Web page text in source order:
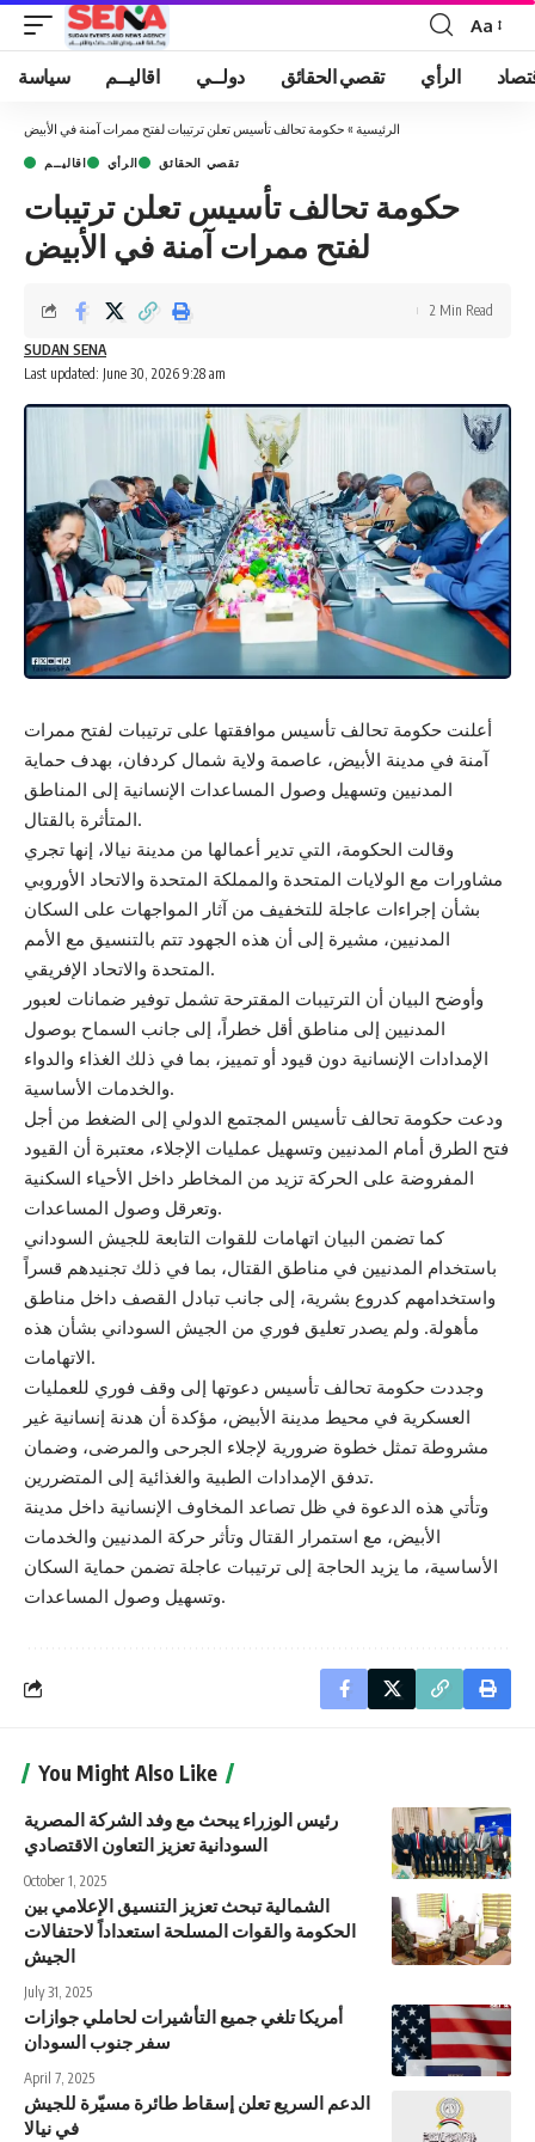
Font
Resizer
Aa
سياسة اقاليــم دولــي تقصي الحقائق الرأي
الرئيسية » حكومة تحالف تأسيس تعلن ترتيبات لفتح ممرات آمنة في الأبيض
اقاليــم الرأي تقصي الحقائق
حكومة تحالف تأسيس تعلن ترتيبات
لفتح ممرات آمنة في الأبيض
Last updated: June 30, 2026 9:28 am
SUDAN SENA
2 Min Read
أعلنت حكومة تحالف تأسيس موافقتها على ترتيبات لفتح ممرات
آمنة في مدينة الأبيض، عاصمة ولاية شمال كردفان، بهدف حماية
المدنيين وتسهيل وصول المساعدات الإنسانية إلى المناطق
المتأثرة بالقتال.
وقالت الحكومة، التي تدير أعمالها من مدينة نيالا، إنها تجري
مشاورات مع الولايات المتحدة والمملكة المتحدة والاتحاد الأوروبي
بشأن إجراءات عاجلة للتخفيف من آثار المواجهات على السكان
المدنيين، مشيرة إلى أن هذه الجهود تتم بالتنسيق مع الأمم
المتحدة والاتحاد الإفريقي.
وأوضح البيان أن الترتيبات المقترحة تشمل توفير ضمانات لعبور
المدنيين إلى مناطق أقل خطراً، إلى جانب السماح بوصول
الإمدادات الإنسانية دون قيود أو تمييز، بما في ذلك الغذاء والدواء
والخدمات الأساسية.
ودعت حكومة تحالف تأسيس المجتمع الدولي إلى الضغط من أجل
فتح الطرق أمام المدنيين وتسهيل عمليات الإجلاء، معتبرة أن القيود
المفروضة على الحركة تزيد من المخاطر داخل الأحياء السكنية
وتعرقل وصول المساعدات.
كما تضمن البيان اتهامات للقوات التابعة للجيش السوداني
باستخدام المدنيين في مناطق القتال، بما في ذلك تجنيدهم قسراً
واستخدامهم كدروع بشرية، إلى جانب تبادل القصف داخل مناطق
مأهولة. ولم يصدر تعليق فوري من الجيش السوداني بشأن هذه
الاتهامات.
وجددت حكومة تحالف تأسيس دعوتها إلى وقف فوري للعمليات
العسكرية في محيط مدينة الأبيض، مؤكدة أن هدنة إنسانية غير
مشروطة تمثل خطوة ضرورية لإجلاء الجرحى والمرضى، وضمان
تدفق الإمدادات الطبية والغذائية إلى المتضررين.
وتأتي هذه الدعوة في ظل تصاعد المخاوف الإنسانية داخل مدينة
الأبيض، مع استمرار القتال وتأثر حركة المدنيين والخدمات
الأساسية، ما يزيد الحاجة إلى ترتيبات عاجلة تضمن حماية السكان
وتسهيل وصول المساعدات.
You Might Also Like
رئيس الوزراء يبحث مع وفد الشركة المصرية
السودانية تعزيز التعاون الاقتصادي
October 1, 2025
الشمالية تبحث تعزيز التنسيق الإعلامي بين
الحكومة والقوات المسلحة استعداداً لاحتفالات
الجيش
July 31, 2025
أمريكا تلغي جميع التأشيرات لحاملي جوازات
سفر جنوب السودان
April 7, 2025
الدعم السريع تعلن إسقاط طائرة مسيّرة للجيش
في نيالا